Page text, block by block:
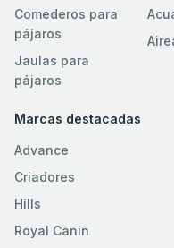
Comederos para
pájaros
Jaulas para
pájaros
Marcas destacadas
Advance
Criadores
Hills
Royal Canin